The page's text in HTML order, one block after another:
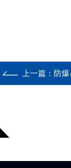
上一篇： 防